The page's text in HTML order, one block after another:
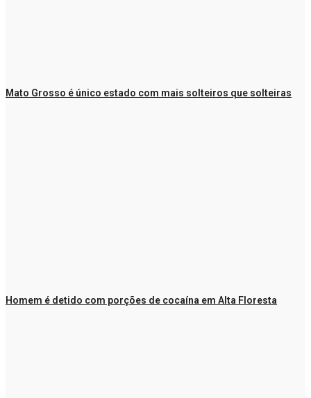
Mato Grosso é único estado com mais solteiros que solteiras
Homem é detido com porções de cocaína em Alta Floresta